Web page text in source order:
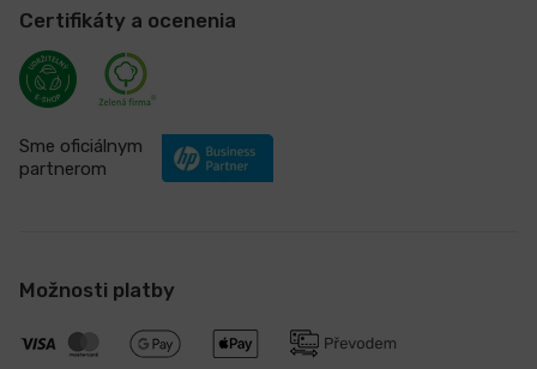
Certifikáty a ocenenia
Sme oficiálnym
partnerom
Možnosti platby